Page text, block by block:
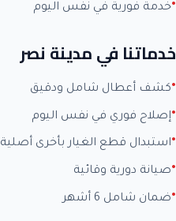
خدمة فورية في نفس اليوم
خدماتنا في مدينة نصر
كشف أعطال شامل ودقيق
إصلاح فوري في نفس اليوم
استبدال قطع الغيار بأخرى أصلية
صيانة دورية وقائية
ضمان شامل 6 أشهر